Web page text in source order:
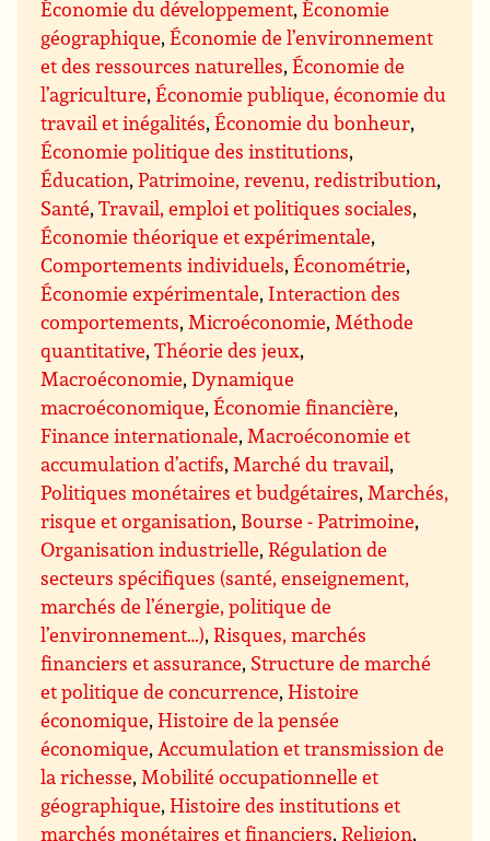
Économie du développement,Économie
géographique,Économie de l’environnement
et des ressources naturelles,Économie de
l’agriculture,Économie publique, économie du
travail et inégalités,Économie du bonheur,
Économie politique des institutions,
Éducation,Patrimoine, revenu, redistribution,
Santé,Travail, emploi et politiques sociales,
Économie théorique et expérimentale,
Comportements individuels,Économétrie,
Économie expérimentale, Interaction des
comportements, Microéconomie, Méthode
quantitative,Théorie des jeux,
Macroéconomie,Dynamique
macroéconomique,Économie financière,
Finance internationale, Macroéconomie et
accumulation d’actifs, Marché du travail,
Politiques monétaires et budgétaires, Marchés,
risque et organisation, Bourse - Patrimoine,
Organisation industrielle,Régulation de
secteurs spécifiques (santé, enseignement,
marchés de l’énergie, politique de
l’environnement…),Risques, marchés
financiers et assurance, Structure de marché
et politique de concurrence,Histoire
économique,Histoire de la pensée
économique, Accumulation et transmission de
la richesse, Mobilité occupationnelle et
géographique,Histoire des institutions et
marchés monétaires et financiers,Religion,